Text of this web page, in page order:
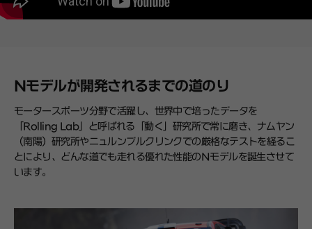
Nモデルが開発されるまでの道のり
モータースポーツ分野で活躍し、世界中で培ったデータを
「Rolling Lab」と呼ばれる「動く」研究所で常に磨き、ナムヤン
（南陽）研究所やニュルンブルクリンクでの厳格なテストを経るこ
とにより、どんな道でも走れる優れた性能のNモデルを誕生させて
います。